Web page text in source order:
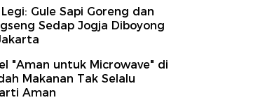
Gule Sapi Goreng dan
Sedap Jogja Diboyong
"Aman untuk Microwave" di
Makanan Tak Selalu
Aman